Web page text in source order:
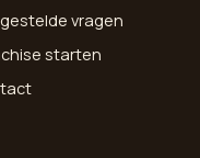
vragen
starten